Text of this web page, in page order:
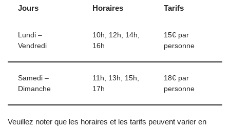
Jours Horaires Tarifs
Lundi –
Vendredi
10h, 12h, 14h,
16h
15€ par
personne
Samedi –
Dimanche
11h, 13h, 15h,
17h
18€ par
personne
Veuillez noter que les horaires et les tarifs peuvent varier en